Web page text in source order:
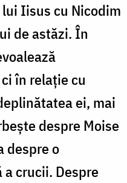
Iisus cu Nicodim
de astăzi. În
în relație cu
ei, mai
despre Moise
despre o
crucii. Despre